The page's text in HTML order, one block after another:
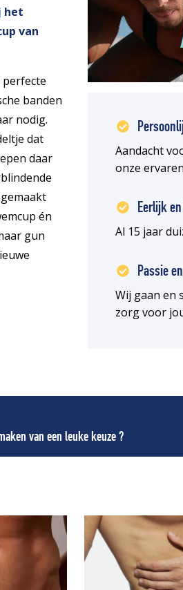
het
van
banden
nodig.
dat
daar
én
gun
Aandacht
onze
Eerlijk
Al 15 jaar
Passie
Wij gaan en
zorg voor
van een leuke keuze ?